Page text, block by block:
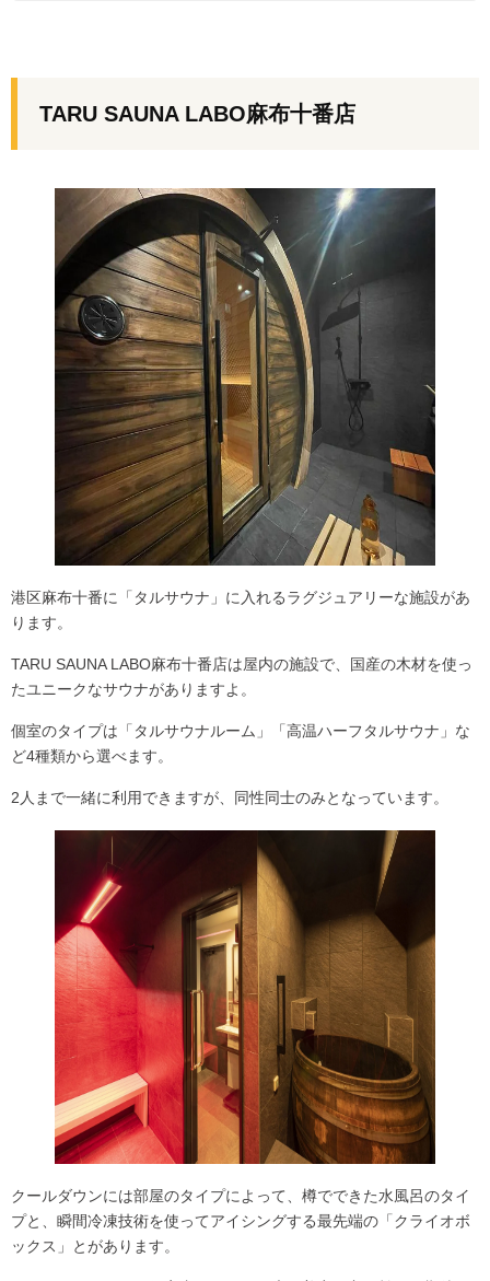
TARU SAUNA LABO麻布十番店
港区麻布十番に「タルサウナ」に入れるラグジュアリーな施設があ
ります。
TARU SAUNA LABO麻布十番店は屋内の施設で、 国産の木材を使っ
たユニークなサウナがありますよ。
個室のタイプは「 タルサウナルーム 」「高温ハーフタルサウナ 」な
ど4種類から選べます。
2人まで一緒に利用できますが、同性同士のみとなっています。
クールダウンには部屋のタイプによって、 樽でできた水風呂のタイ
プと、瞬間冷凍技術を使ってアイシングする最先端の「クライオボ
ックス 」とがあります。